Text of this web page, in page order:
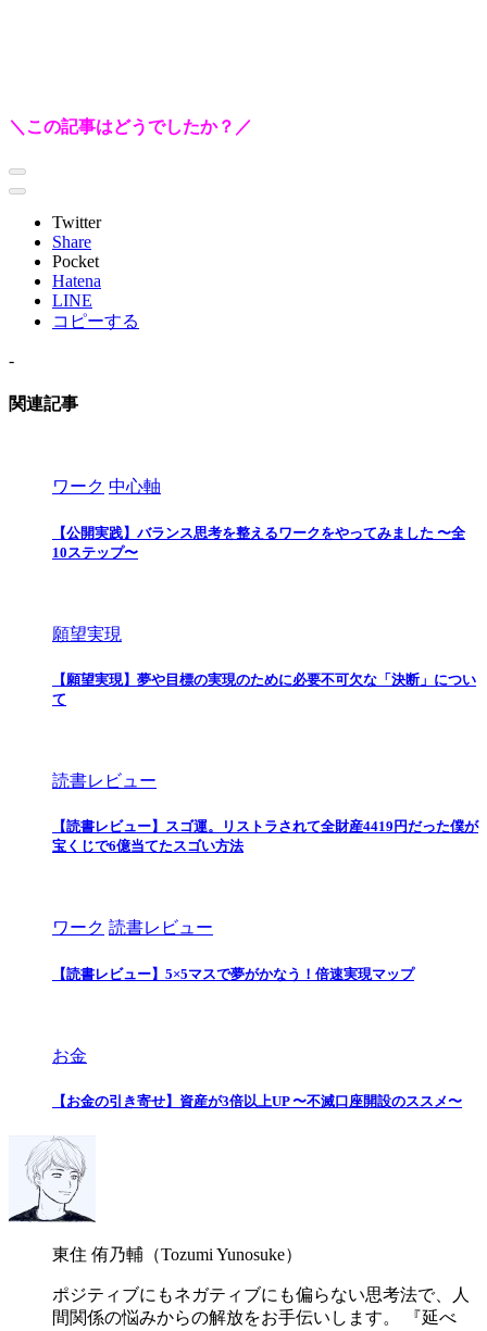
＼この記事はどうでしたか？／
Twitter
Share
Pocket
Hatena
LINE
コピーする
-
関連記事
ワーク 中心軸
【公開実践】バランス思考を整えるワークをやってみました 〜全
10ステップ〜
願望実現
【願望実現】夢や目標の実現のために必要不可欠な「決断」につい
て
読書レビュー
【読書レビュー】スゴ運。リストラされて全財産4419円だった僕が
宝くじで6億当てたスゴい方法
ワーク 読書レビュー
【読書レビュー】5×5マスで夢がかなう！倍速実現マップ
お金
【お金の引き寄せ】資産が3倍以上UP 〜不滅口座開設のススメ〜
東住 侑乃輔（Tozumi Yunosuke）
ポジティブにもネガティブにも偏らない思考法で、人
間関係の悩みからの解放をお手伝いします。 『延べ